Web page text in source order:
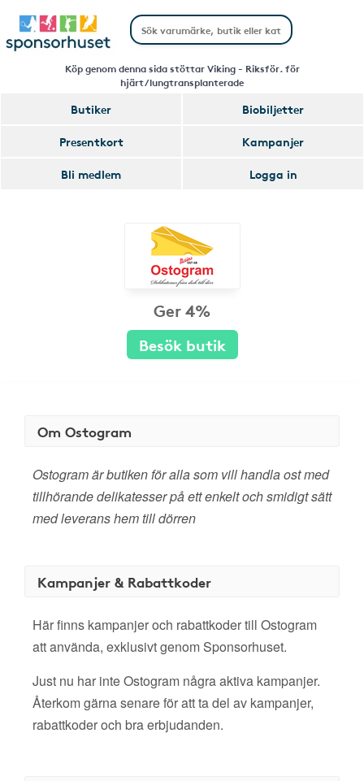
Köp genom denna sida stöttar Viking - Riksför. för
hjärt/lungtransplanterade
Butiker
Biobiljetter
Presentkort
Kampanjer
Bli medlem
Logga in
Ger 4%
Besök butik
Om Ostogram
Ostogram är butiken för alla som vill handla ost med
tillhörande delikatesser på ett enkelt och smidigt sätt
med leverans hem till dörren
Kampanjer & Rabattkoder
Här finns kampanjer och rabattkoder till Ostogram
att använda, exklusivt genom Sponsorhuset.
Just nu har inte Ostogram några aktiva kampanjer.
Återkom gärna senare för att ta del av kampanjer,
rabattkoder och bra erbjudanden.